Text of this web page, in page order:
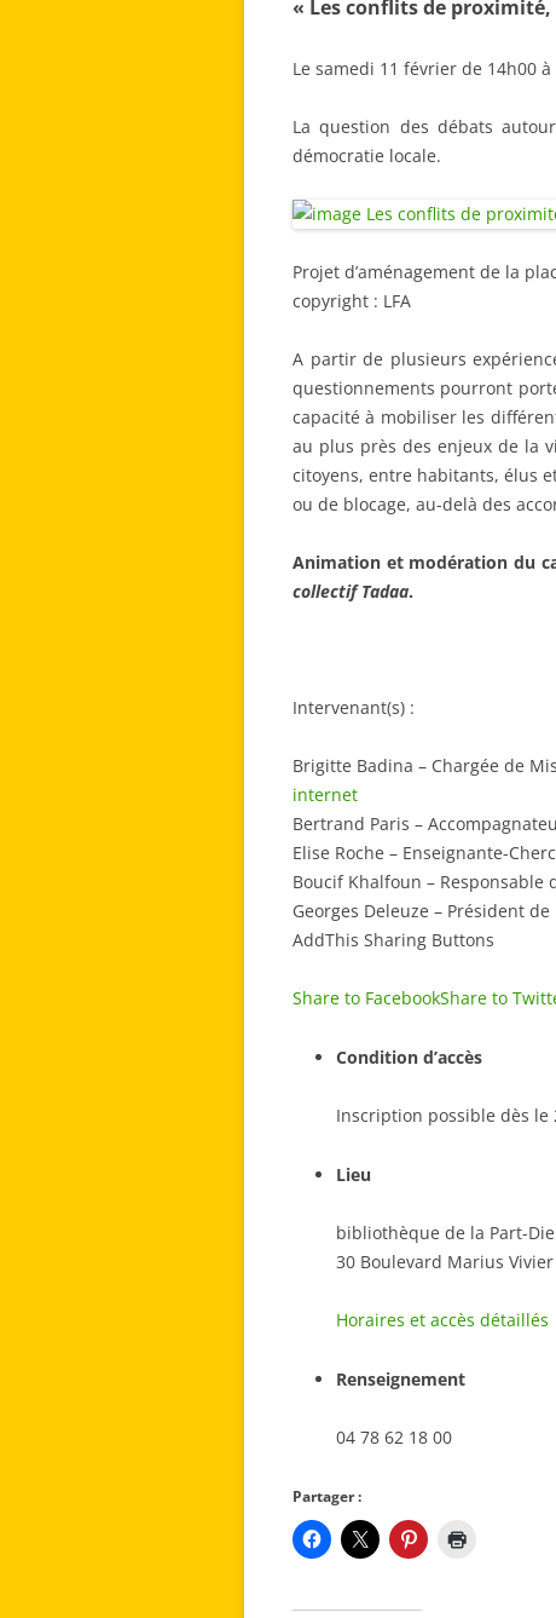
« Les conflits de
Le samedi 11 février de 14h00
La question des débats
démocratie locale.
Projet d’aménagement de la
copyright : LFA
A partir de plusieurs
questionnements pourront
capacité à mobiliser les
au plus près des enjeux de la
citoyens, entre habitants, élus
ou de blocage, au-delà des
Animation et modération du
collectif Tadaa.
Intervenant(s) :
Brigitte Badina – Chargée de
internet
Bertrand Paris –
Elise Roche – Enseignante-
Boucif Khalfoun – Responsable
Georges Deleuze – Président de
AddThis Sharing Buttons
Share to FacebookShare to
Condition d’accès
Inscription possible dès le
Lieu
bibliothèque de la Part-
30 Boulevard Marius
Horaires et accès détaillés
Renseignement
04 78 62 18 00
Partager :